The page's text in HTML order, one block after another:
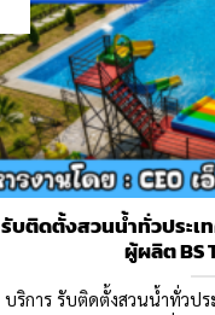
รับติดตั้งสวนน้ำทั่วประเ
ผู้ผลิต BS
บริการ รับติดตั้งสวนน้ำทั่วปร